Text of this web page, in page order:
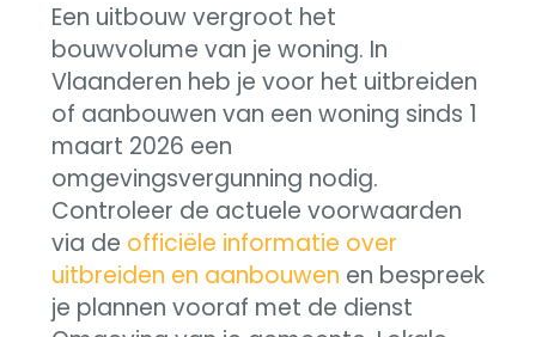
Een uitbouw vergroot het
bouwvolume van je woning. In
Vlaanderen heb je voor het uitbreiden
of aanbouwen van een woning sinds 1
maart 2026 een
omgevingsvergunning nodig.
Controleer de actuele voorwaarden
via de officiële informatie over
uitbreiden en aanbouwen en bespreek
je plannen vooraf met de dienst